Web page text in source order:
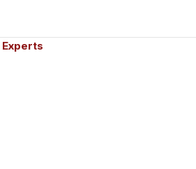
Experts